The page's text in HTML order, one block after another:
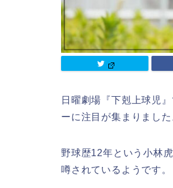
日曜劇場『下剋上球児
ーに注目が集まりました
野球歴12年という小林
噂されているようです。